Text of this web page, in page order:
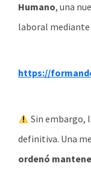
Humano, una
laboral mediante
https://
Sin embargo,
definitiva. Una
ordenó